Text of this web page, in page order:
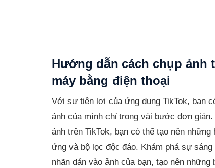
Hướng dẫn cách chụp ảnh
máy bằng điện thoại
Với sự tiện lợi của ứng dụng TikTok, bạn
ảnh của mình chỉ trong vài bước đơn
ảnh trên TikTok, bạn có thể tạo nên
ứng và bộ lọc độc đáo. Khám phá sự
nhãn dán vào ảnh của bạn, tạo nên